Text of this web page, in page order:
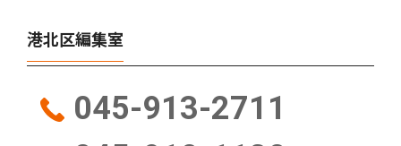
港北区編集室
045-913-2711